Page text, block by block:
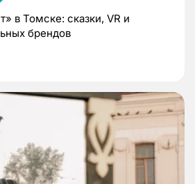
в Томске: сказки, VR и
брендов